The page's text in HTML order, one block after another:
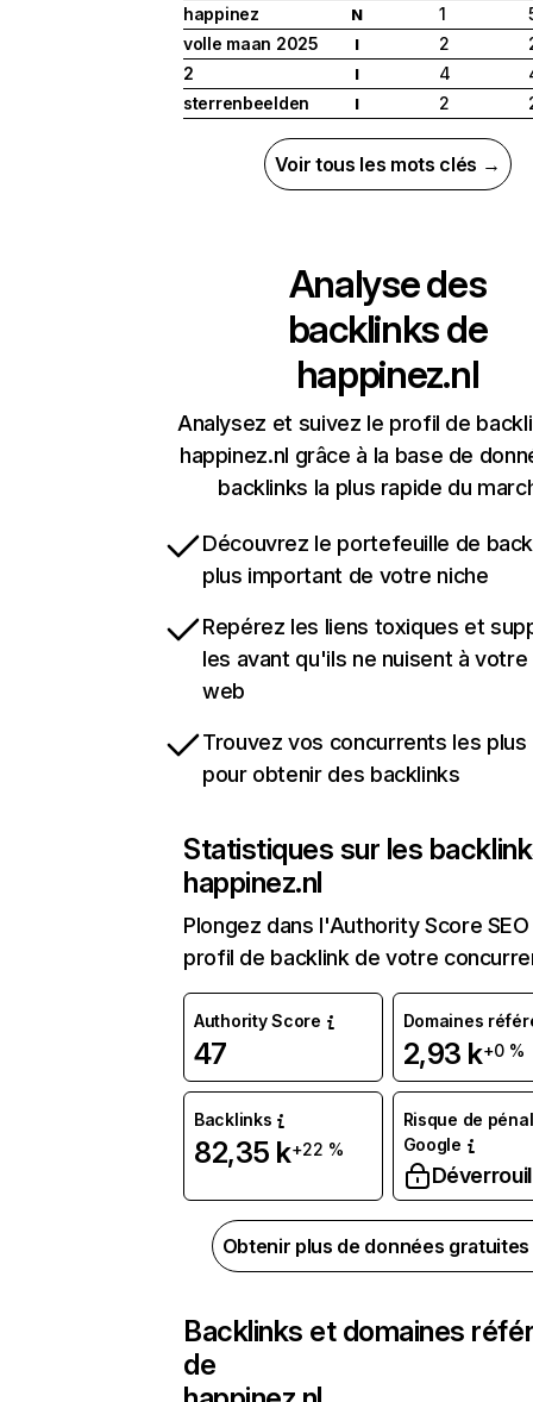
happinez
N 1
volle maan 2025
I 2
2
I 4
sterrenbeelden
I 2
Voir tous les mots clés →
Analyse des
backlinks de
happinez.nl
Analysez et suivez le profil de
happinez.nl grâce à la base de
backlinks la plus rapide du
Découvrez le portefeuille de
plus important de votre niche
Repérez les liens toxiques et
les avant qu'ils ne nuisent à
web
Trouvez vos concurrents les
pour obtenir des backlinks
Statistiques sur les
happinez.nl
Plongez dans l'Authority Score
profil de backlink de votre
Authority Score
47
Domaines
2,93 k+0 %
Backlinks
82,35 k+22 %
Risque de
Google
Obtenir plus de données
Backlinks et domaines
de